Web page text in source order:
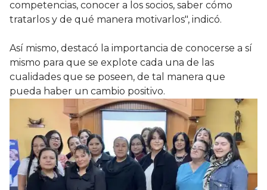
competencias, conocer a los socios, saber cómo
tratarlos y de qué manera motivarlos", indicó.
Así mismo, destacó la importancia de conocerse a sí
mismo para que se explote cada una de las
cualidades que se poseen, de tal manera que
pueda haber un cambio positivo.